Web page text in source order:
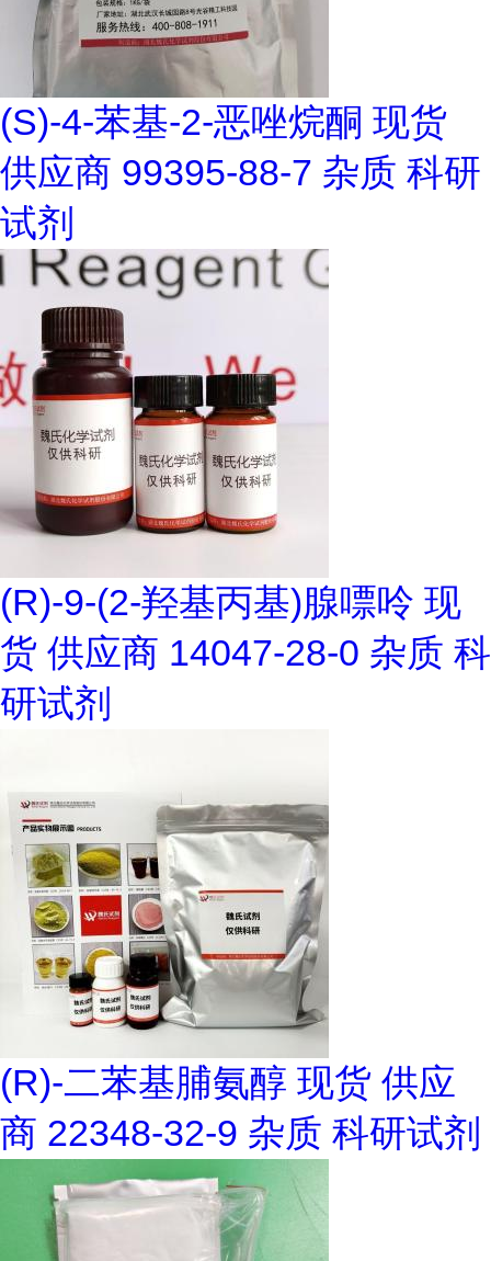
(S)-4-苯基-2-恶唑烷酮 现货
供应商 99395-88-7 杂质 科研
试剂
(R)-9-(2-羟基丙基)腺嘌呤 现
货 供应商 14047-28-0 杂质 科
研试剂
(R)-二苯基脯氨醇 现货 供应
商 22348-32-9 杂质 科研试剂